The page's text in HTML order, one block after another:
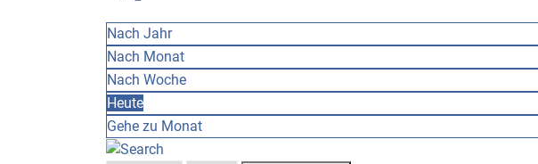
Nach Jahr
Nach Monat
Nach Woche
Heute
Gehe zu Monat